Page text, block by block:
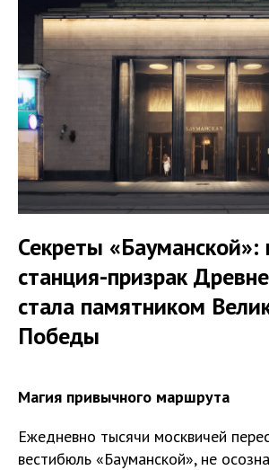
Секреты «Бауманской»:
станция-призрак
стала памятником
Победы
Магия привычного маршрута
Ежедневно тысячи москвичей
вестибюль «Бауманской», не